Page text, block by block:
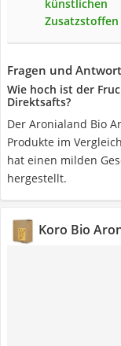
künstlichen
Zusatzstoffen
Fragen und
Wie hoch ist der
Direktsafts?
Der Aronialand Bio
Produkte im
hat einen milden
hergestellt.
Koro Bio